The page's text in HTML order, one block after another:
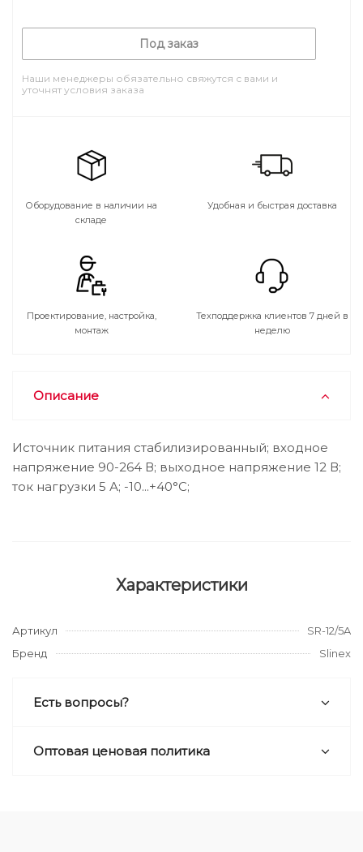
Под заказ
Наши менеджеры обязательно свяжутся с вами и
уточнят условия заказа
Оборудование в наличии на
складе
Удобная и быстрая доставка
Проектирование, настройка,
монтаж
Техподдержка клиентов 7 дней в
неделю
Описание
Источник питания стабилизированный; входное
напряжение 90-264 В; выходное напряжение 12 В;
ток нагрузки 5 А; -10...+40°С;
Характеристики
Артикул
SR-12/5A
Бренд
Slinex
Есть вопросы?
Оптовая ценовая политика